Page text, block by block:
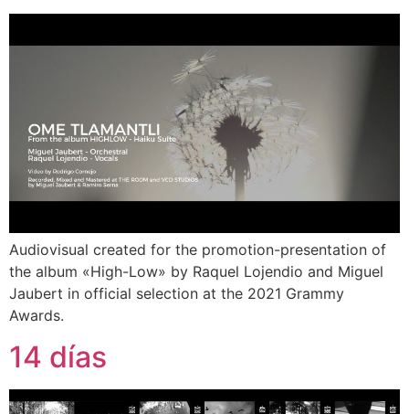
Audiovisual created for the promotion-presentation of
the album «High-Low» by Raquel Lojendio and Miguel
Jaubert in official selection at the 2021 Grammy
Awards.
14 días